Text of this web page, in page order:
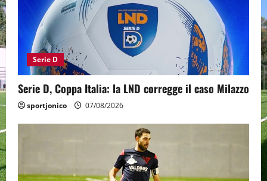
Serie D
Serie D, Coppa Italia: la LND corregge il caso Milazzo
sportjonico 07/08/2026